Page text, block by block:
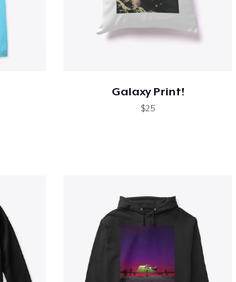
Galaxy Print!
$25